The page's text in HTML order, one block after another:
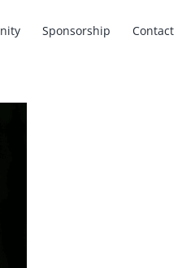
Sponsorship Contact